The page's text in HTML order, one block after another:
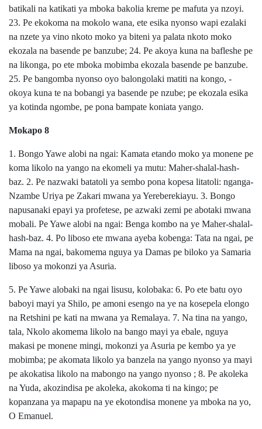
batikali na katikati ya mboka bakolia kreme pe mafuta ya nzoyi.
23. Pe ekokoma na mokolo wana, ete esika nyonso wapi ezalaki
na nzete ya vino nkoto moko ya biteni ya palata nkoto moko
ekozala na basende pe banzube; 24. Pe akoya kuna na bafleshe pe
na likonga, po ete mboka mobimba ekozala basende pe banzube.
25. Pe bangomba nyonso oyo balongolaki matiti na kongo, -
okoya kuna te na bobangi ya basende pe nzube; pe ekozala esika
ya kotinda ngombe, pe pona bampate koniata yango.
Mokapo 8
1. Bongo Yawe alobi na ngai: Kamata etando moko ya monene pe
koma likolo na yango na ekomeli ya mutu: Maher-shalal-hash-
baz. 2. Pe nazwaki batatoli ya sembo pona kopesa litatoli: nganga-
Nzambe Uriya pe Zakari mwana ya Yereberekiayu. 3. Bongo
napusanaki epayi ya profetese, pe azwaki zemi pe abotaki mwana
mobali. Pe Yawe alobi na ngai: Benga kombo na ye Maher-shalal-
hash-baz. 4. Po liboso ete mwana ayeba kobenga: Tata na ngai, pe
Mama na ngai, bakomema nguya ya Damas pe biloko ya Samaria
liboso ya mokonzi ya Asuria.
5. Pe Yawe alobaki na ngai lisusu, kolobaka: 6. Po ete batu oyo
baboyi mayi ya Shilo, pe amoni esengo na ye na kosepela elongo
na Retshini pe kati na mwana ya Remalaya. 7. Na tina na yango,
tala, Nkolo akomema likolo na bango mayi ya ebale, nguya
makasi pe monene mingi, mokonzi ya Asuria pe kembo ya ye
mobimba; pe akomata likolo ya banzela na yango nyonso ya mayi
pe akokatisa likolo na mabongo na yango nyonso ; 8. Pe akoleka
na Yuda, akozindisa pe akoleka, akokoma ti na kingo; pe
kopanzana ya mapapu na ye ekotondisa monene ya mboka na yo,
O Emanuel.